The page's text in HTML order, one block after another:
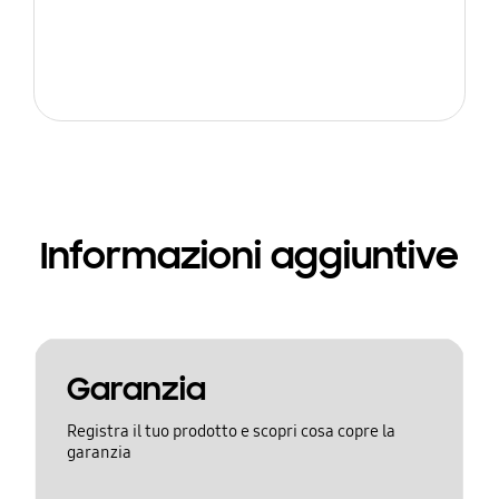
Informazioni aggiuntive
Garanzia
Registra il tuo prodotto e scopri cosa copre la
garanzia